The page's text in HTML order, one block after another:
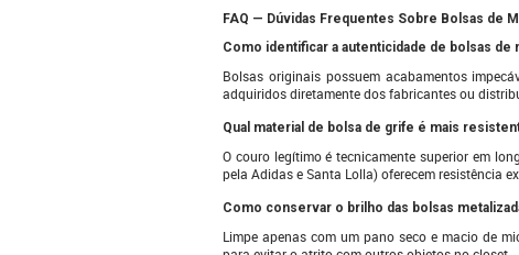
FAQ — Dúvidas Frequentes Sobre Bolsas de
Como identificar a autenticidade de bolsas de
Bolsas originais possuem acabamentos
adquiridos diretamente dos fabricantes ou
Qual material de bolsa de grife é mais
O couro legítimo é tecnicamente superior em
pela Adidas e Santa Lolla) oferecem resistência
Como conservar o brilho das bolsas
Limpe apenas com um pano seco e macio de